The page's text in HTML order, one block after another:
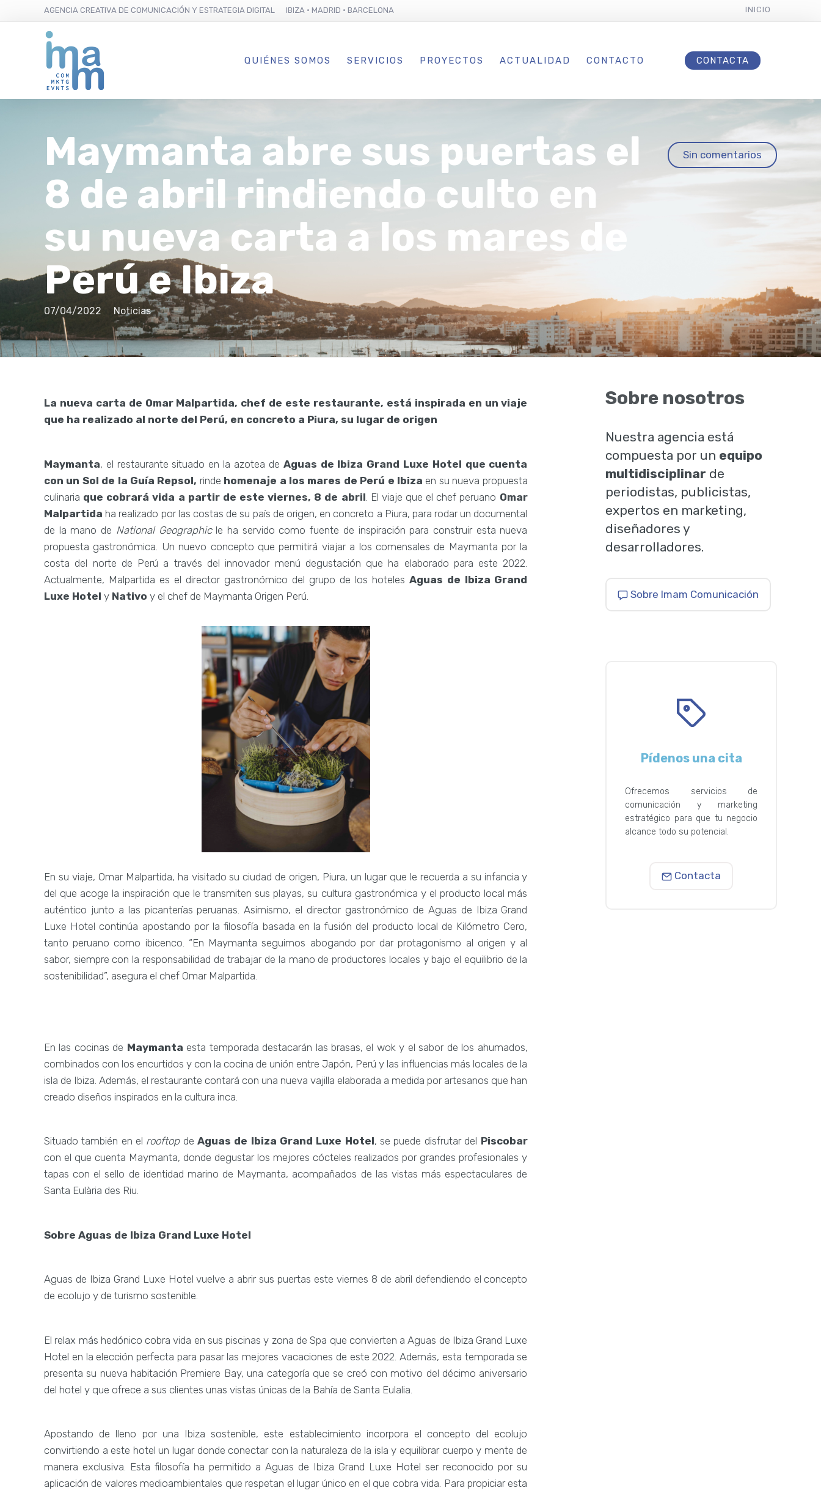
AGENCIA CREATIVA DE COMUNICACIÓN Y ESTRATEGIA DIGITAL IBIZA · MADRID · BARCELONA INICIO
QUIÉNES SOMOS SERVICIOS PROYECTOS ACTUALIDAD CONTACTO CONTACTA
Maymanta abre sus puertas el
8 de abril rindiendo culto en
su nueva carta a los mares de
Perú e Ibiza
07/04/2022 Noticias
Sin comentarios
La nueva carta de Omar Malpartida, chef de este restaurante, está inspirada en un viaje
que ha realizado al norte del Perú, en concreto a Piura, su lugar de origen
Maymanta, el restaurante situado en la azotea de Aguas de Ibiza Grand Luxe Hotel que cuenta
con un Sol de la Guía Repsol, rinde homenaje a los mares de Perú e Ibiza en su nueva propuesta
culinaria que cobrará vida a partir de este viernes, 8 de abril . El viaje que el chef peruano Omar
Malpartida ha realizado por las costas de su país de origen, en concreto a Piura, para rodar un documental
de la mano de National Geographic le ha servido como fuente de inspiración para construir esta nueva
propuesta gastronómica. Un nuevo concepto que permitirá viajar a los comensales de Maymanta por la
costa del norte de Perú a través del innovador menú degustación que ha elaborado para este 2022.
Actualmente, Malpartida es el director gastronómico del grupo de los hoteles Aguas de Ibiza Grand
Luxe Hotel y Nativo y el chef de Maymanta Origen Perú.
En su viaje, Omar Malpartida, ha visitado su ciudad de origen, Piura, un lugar que le recuerda a su infancia y
del que acoge la inspiración que le transmiten sus playas, su cultura gastronómica y el producto local más
auténtico junto a las picanterías peruanas. Asimismo, el director gastronómico de Aguas de Ibiza Grand
Luxe Hotel continúa apostando por la filosofía basada en la fusión del producto local de Kilómetro Cero,
tanto peruano como ibicenco. “En Maymanta seguimos abogando por dar protagonismo al origen y al
sabor, siempre con la responsabilidad de trabajar de la mano de productores locales y bajo el equilibrio de la
sostenibilidad”, asegura el chef Omar Malpartida.
En las cocinas de Maymanta esta temporada destacarán las brasas, el wok y el sabor de los ahumados,
combinados con los encurtidos y con la cocina de unión entre Japón, Perú y las influencias más locales de la
isla de Ibiza. Además, el restaurante contará con una nueva vajilla elaborada a medida por artesanos que han
creado diseños inspirados en la cultura inca.
Situado también en el rooftopdeAguas de Ibiza Grand Luxe Hotel, se puede disfrutar del Piscobar
con el que cuenta Maymanta, donde degustar los mejores cócteles realizados por grandes profesionales y
tapas con el sello de identidad marino de Maymanta, acompañados de las vistas más espectaculares de
Santa Eulària des Riu.
Sobre Aguas de Ibiza Grand Luxe Hotel
Aguas de Ibiza Grand Luxe Hotel vuelve a abrir sus puertas este viernes 8 de abril defendiendo el concepto
de ecolujo y de turismo sostenible.
El relax más hedónico cobra vida en sus piscinas y zona de Spa que convierten a Aguas de Ibiza Grand Luxe
Hotel en la elección perfecta para pasar las mejores vacaciones de este 2022. Además, esta temporada se
presenta su nueva habitación Premiere Bay, una categoría que se creó con motivo del décimo aniversario
del hotel y que ofrece a sus clientes unas vistas únicas de la Bahía de Santa Eulalia.
Apostando de lleno por una Ibiza sostenible, este establecimiento incorpora el concepto del ecolujo
convirtiendo a este hotel un lugar donde conectar con la naturaleza de la isla y equilibrar cuerpo y mente de
manera exclusiva. Esta filosofía ha permitido a Aguas de Ibiza Grand Luxe Hotel ser reconocido por su
aplicación de valores medioambientales que respetan el lugar único en el que cobra vida. Para propiciar esta
Sobre nosotros
Nuestra agencia está
compuesta por un equipo
multidisciplinar de
periodistas, publicistas,
expertos en marketing,
diseñadores y
desarrolladores.
Sobre Imam Comunicación
Pídenos una cita
Ofrecemos servicios de
comunicación y marketing
estratégico para que tu negocio
alcance todo su potencial.
Contacta